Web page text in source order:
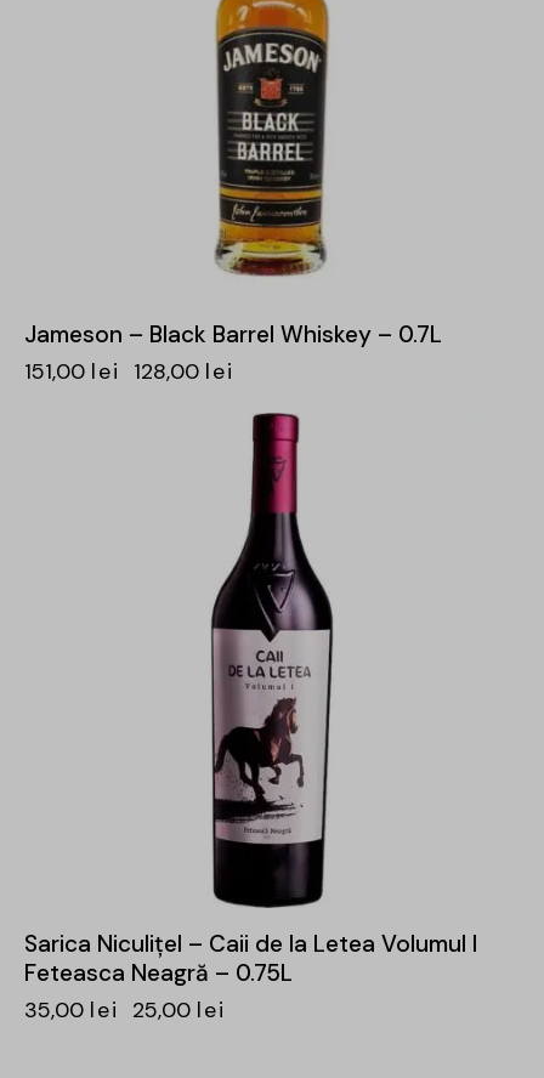
Jameson – Black Barrel Whiskey – 0.7L
151,00 lei 128,00 lei
Sarica Niculițel – Caii de la Letea Volumul I
Feteasca Neagră – 0.75L
35,00 lei 25,00 lei